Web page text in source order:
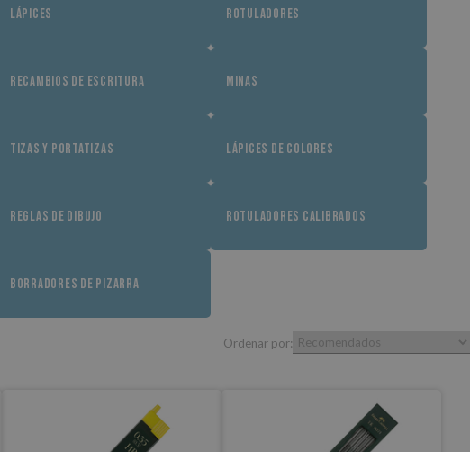
LÁPICES ROTULADORES
RECAMBIOS DE ESCRITURA MINAS
TIZAS Y PORTATIZAS LÁPICES DE COLORES
REGLAS DE DIBUJO ROTULADORES CALIBRADOS
BORRADORES DE PIZARRA
Ordenar por: